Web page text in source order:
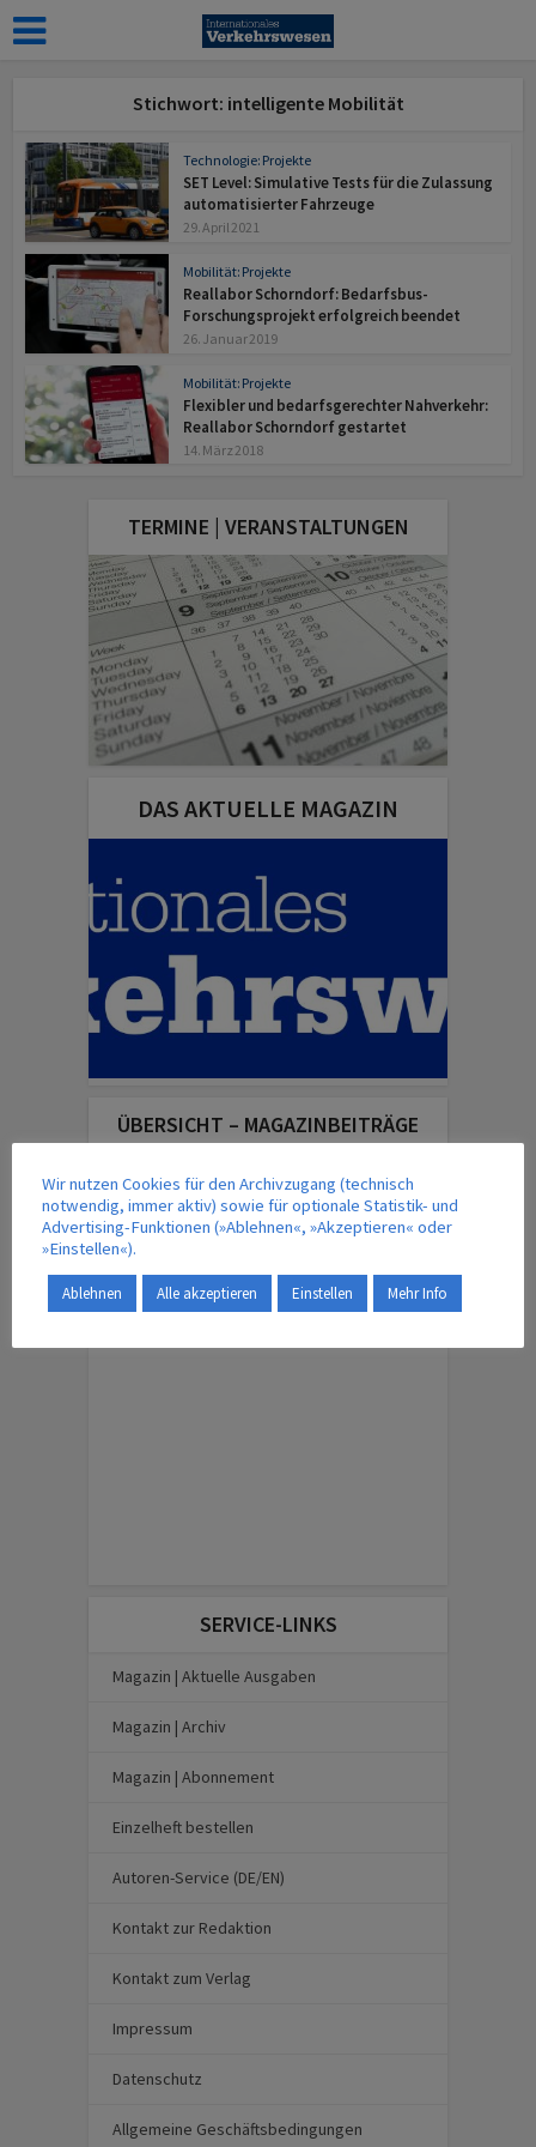
Stichwort: intelligente Mobilität
Technologie: Projekte
SET Level: Simulative Tests für die Zulassung
automatisierter Fahrzeuge
29. April 2021
Mobilität: Projekte
Reallabor Schorndorf: Bedarfsbus-
Forschungsprojekt erfolgreich beendet
26. Januar 2019
Mobilität: Projekte
Flexibler und bedarfsgerechter Nahverkehr:
Reallabor Schorndorf gestartet
14. März 2018
TERMINE | VERANSTALTUNGEN
DAS AKTUELLE MAGAZIN
ÜBERSICHT – MAGAZINBEITRÄGE
IM VERLAG ERSCHEINT AUCH …
ENGLISH EDITION
SERVICE-LINKS
Magazin | Aktuelle Ausgaben
Magazin | Archiv
Magazin | Abonnement
Einzelheft bestellen
Autoren-Service (DE/EN)
Kontakt zur Redaktion
Kontakt zum Verlag
Impressum
Datenschutz
Allgemeine Geschäftsbedingungen
Wir nutzen Cookies für den Archivzugang (technisch
notwendig, immer aktiv) sowie für optionale Statistik- und
Advertising-Funktionen (»Ablehnen«, »Akzeptieren« oder
»Einstellen«).
Ablehnen Alle akzeptieren Einstellen Mehr Info